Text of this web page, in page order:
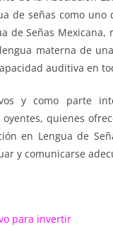
de señas como
de Señas
materna de
auditiva en
y como parte
quienes
en Lengua de
y comunicarse
para invertir